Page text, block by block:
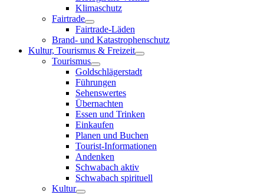
Klimaschutz
Fairtrade
Fairtrade-Läden
Brand- und Katastrophenschutz
Kultur, Tourismus & Freizeit
Tourismus
Goldschlägerstadt
Führungen
Sehenswertes
Übernachten
Essen und Trinken
Einkaufen
Planen und Buchen
Tourist-Informationen
Andenken
Schwabach aktiv
Schwabach spirituell
Kultur